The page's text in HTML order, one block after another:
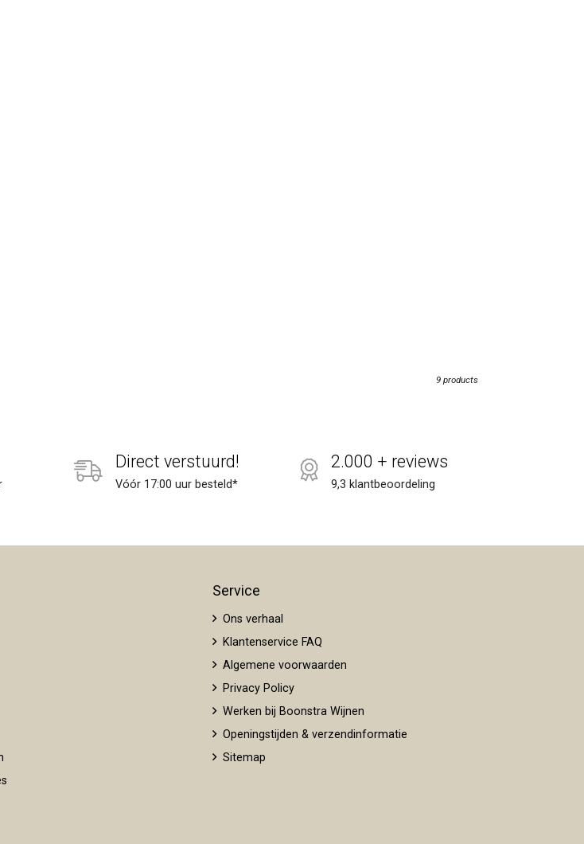
9 products
Direct verstuurd!
Vóór 17:00 uur besteld*
2.000 + reviews
9,3 klantbeoordeling
Service
Ons verhaal
Klantenservice FAQ
Algemene voorwaarden
Privacy Policy
Werken bij Boonstra Wijnen
Openingstijden & verzendinformatie
Sitemap